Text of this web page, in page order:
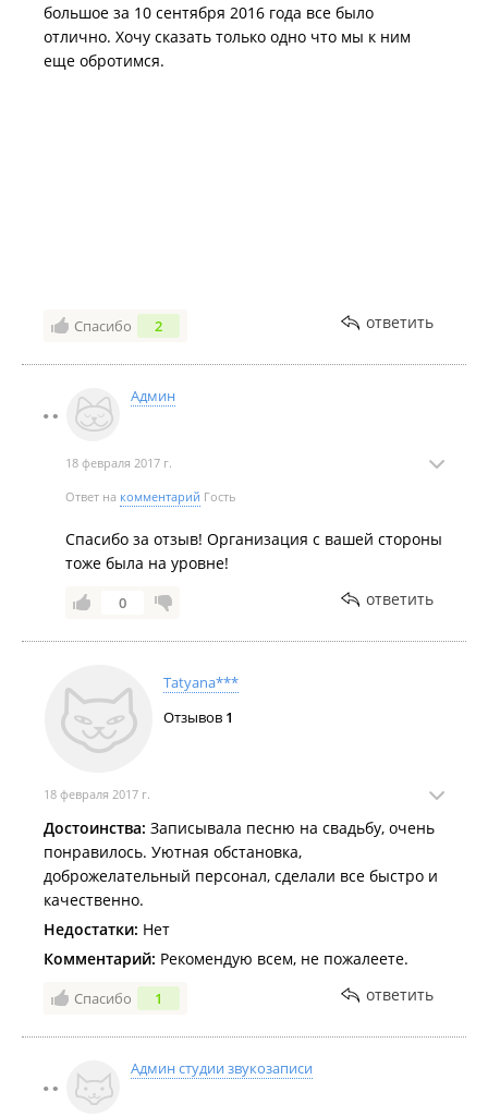
большое за 10 сентября 2016 года все было
отлично. Хочу сказать только одно что мы к ним
еще обротимся.
Спасибо 2 ответить
Админ
18 февраля 2017 г.
Ответ на комментарий Гость
Спасибо за отзыв! Организация с вашей стороны
тоже была на уровне!
0 ответить
Tatyana***
Отзывов 1
18 февраля 2017 г.
Достоинства: Записывала песню на свадьбу, очень
понравилось. Уютная обстановка,
доброжелательный персонал, сделали все быстро и
качественно.
Недостатки: Нет
Комментарий: Рекомендую всем, не пожалеете.
Спасибо 1 ответить
Админ студии звукозаписи